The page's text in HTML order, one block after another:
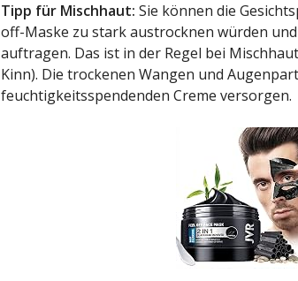
Tipp für Mischhaut: Sie können die
off-Maske zu stark austrocknen würden
auftragen. Das ist in der Regel bei
Kinn). Die trockenen Wangen und
feuchtigkeitsspendenden Creme versorgen.